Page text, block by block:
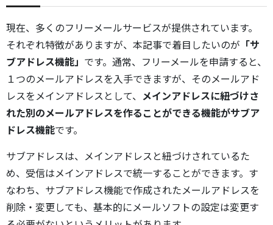
現在、多くのフリーメールサービスが提供されています。
それぞれ特徴がありますが、本記事で着目したいのが 「サ
ブアドレス機能」 です。通常、フリーメールを申請すると、
１つのメールアドレスを入手できますが、そのメールアド
レスをメインアドレスとして、 メインアドレスに紐づけさ
れた別のメールアドレスを作ることができる機能がサブア
ドレス機能です。
サブアドレスは、メインアドレスと紐づけされているた
め、受信はメインアドレスで統一することができます。す
なわち、サブアドレス機能で作成されたメールアドレスを
削除・変更しても、基本的にメールソフトの設定は変更す